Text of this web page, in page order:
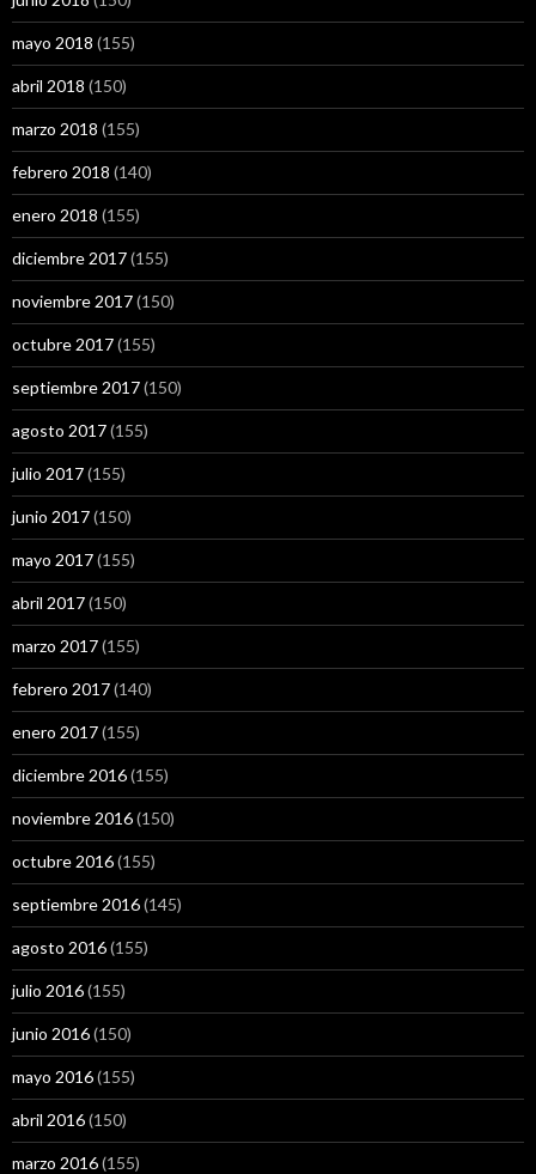
mayo 2018 (155)
abril 2018 (150)
marzo 2018 (155)
febrero 2018 (140)
enero 2018 (155)
diciembre 2017(155)
noviembre 2017(150)
octubre 2017(155)
septiembre 2017(150)
agosto 2017(155)
julio 2017(155)
junio 2017(150)
mayo 2017(155)
abril 2017(150)
marzo 2017(155)
febrero 2017(140)
enero 2017(155)
diciembre 2016(155)
noviembre 2016(150)
octubre 2016(155)
septiembre 2016(145)
agosto 2016(155)
julio 2016(155)
junio 2016(150)
mayo 2016(155)
abril 2016(150)
marzo 2016(155)